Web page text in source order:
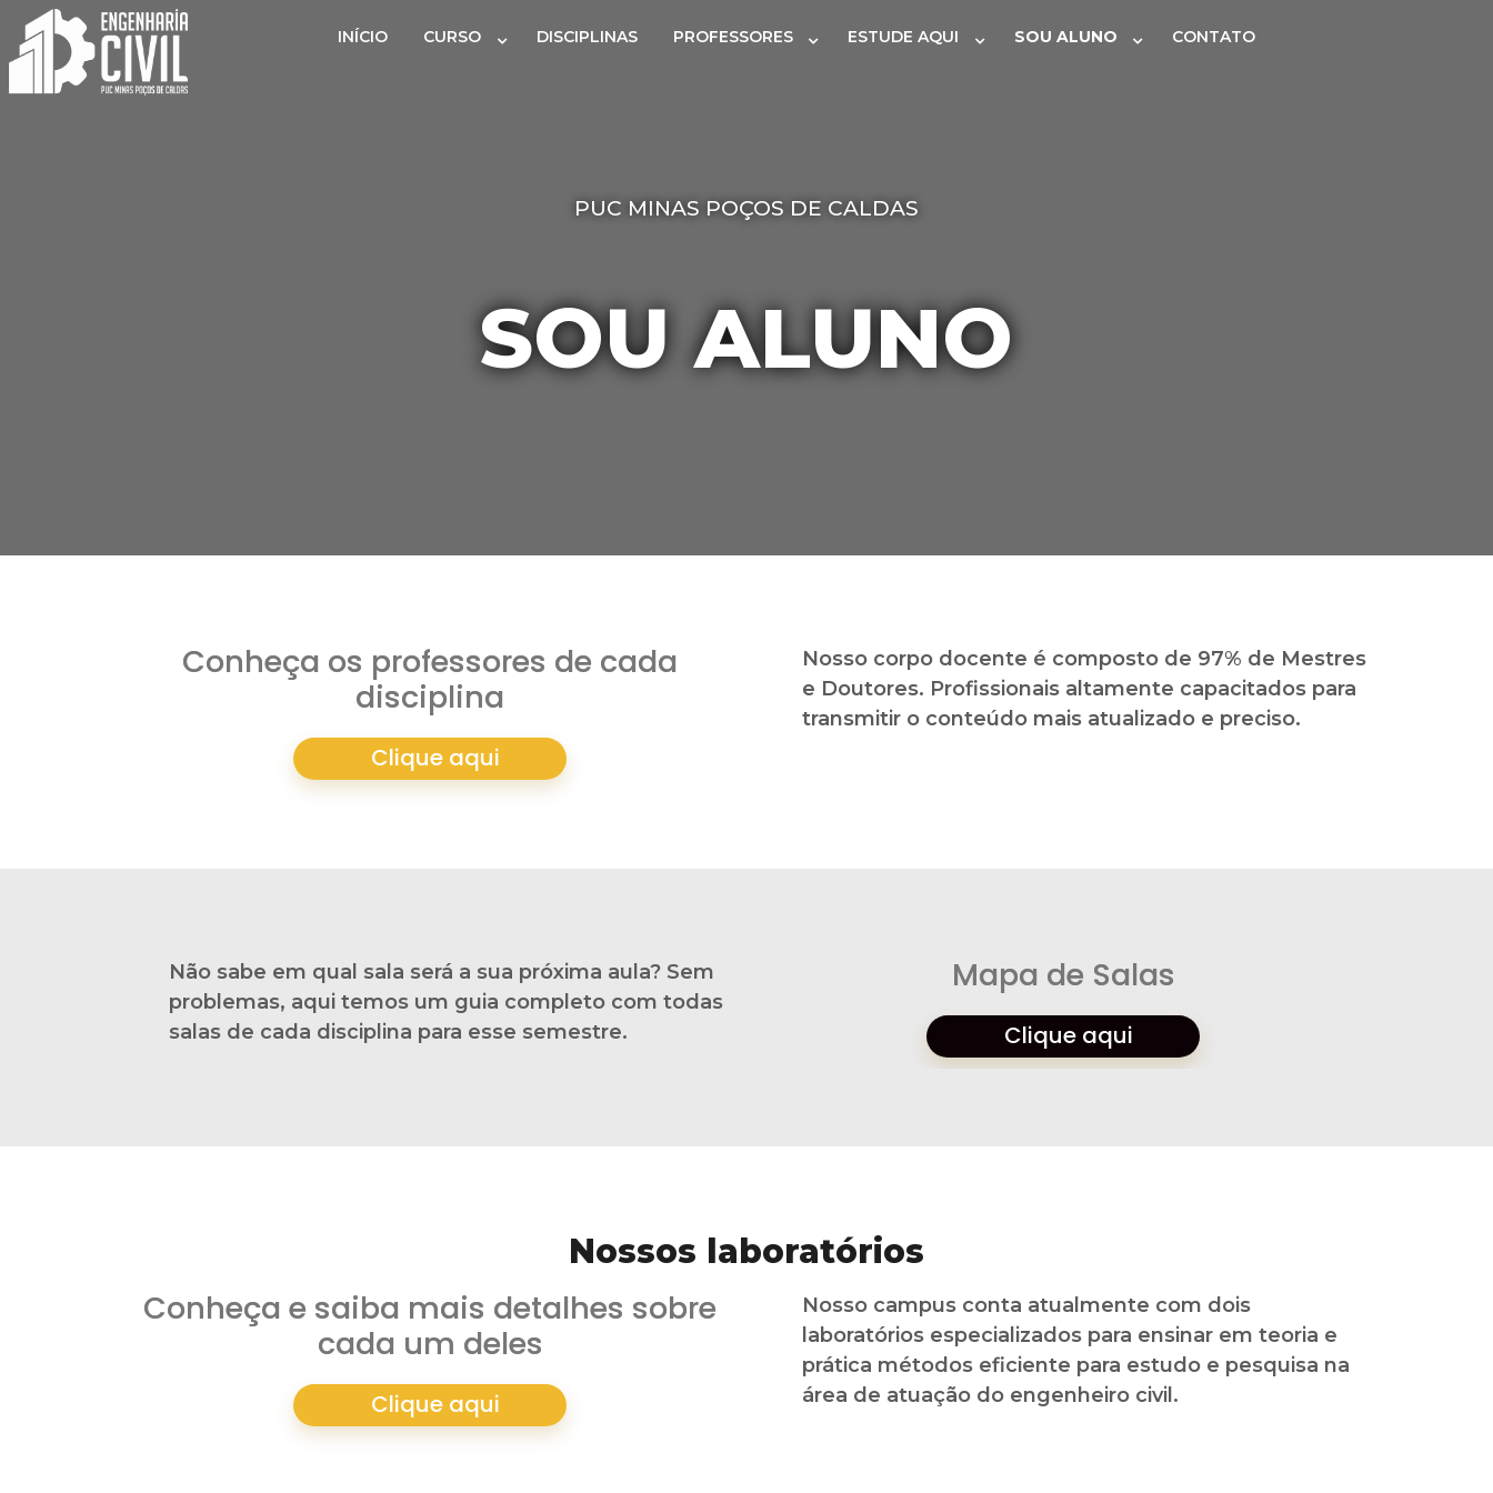
INÍCIO CURSO DISCIPLINAS PROFESSORES ESTUDE AQUI SOU ALUNO CONTATO
PUC MINAS POÇOS DE CALDAS
SOU ALUNO
Conheça os professores de cada
disciplina
Clique aqui
Nosso corpo docente é composto de 97% de Mestres
e Doutores. Profissionais altamente capacitados para
transmitir o conteúdo mais atualizado e preciso.
Não sabe em qual sala será a sua próxima aula? Sem
problemas, aqui temos um guia completo com todas
salas de cada disciplina para esse semestre.​
Mapa de Salas​
Clique aqui
Nossos laboratórios
Conheça e saiba mais detalhes sobre
cada um deles
Clique aqui
Nosso campus conta atualmente com dois
laboratórios especializados para ensinar em teoria e
prática métodos eficiente para estudo e pesquisa na
área de atuação do engenheiro civil.